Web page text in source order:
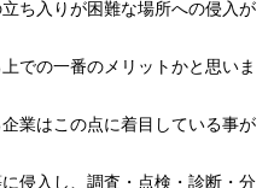
ち入りが困難な場所への侵入が
での一番のメリットかと思いま
業はこの点に着目している事が
侵入し、調査・点検・診断・分